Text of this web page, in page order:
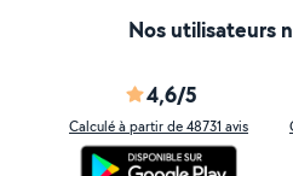
Nos utilisateurs
4,6/5
Calculé à partir de 48731 avis